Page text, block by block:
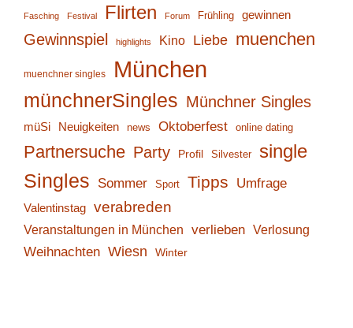
Fasching Festival Flirten Forum Frühling gewinnen
Gewinnspiel highlights Kino Liebe muenchen
muenchner singles München
münchnerSingles Münchner Singles
müSi Neuigkeiten news Oktoberfest online dating
Partnersuche Party Profil Silvester single
Singles Sommer Sport Tipps Umfrage
Valentinstag verabreden
Veranstaltungen in München verlieben Verlosung
Weihnachten Wiesn Winter